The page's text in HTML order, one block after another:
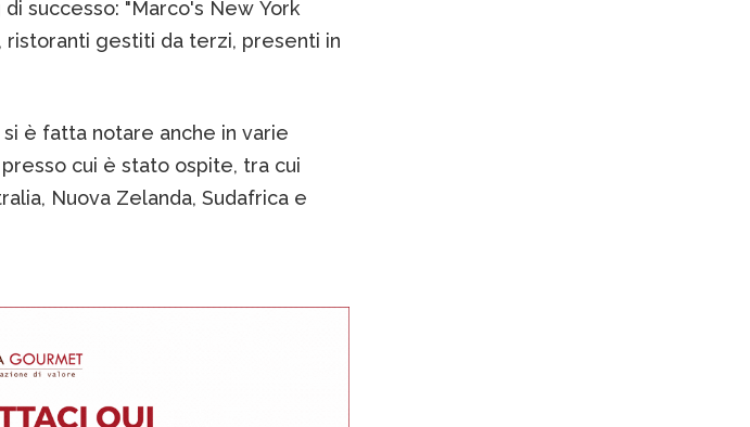
successo: "Marco's New York
ristoranti gestiti da terzi, presenti in
è fatta notare anche in varie
cui è stato ospite, tra cui
Nuova Zelanda, Sudafrica e